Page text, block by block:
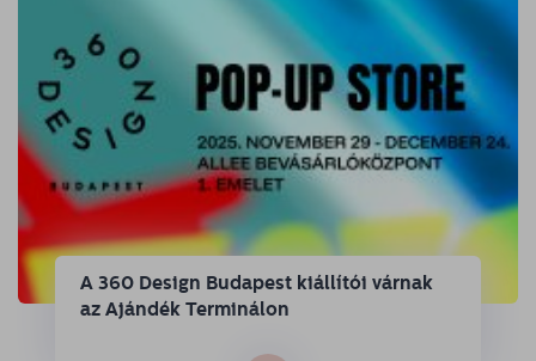
A 360 Design Budapest kiállítói várnak
az Ajándék Terminálon